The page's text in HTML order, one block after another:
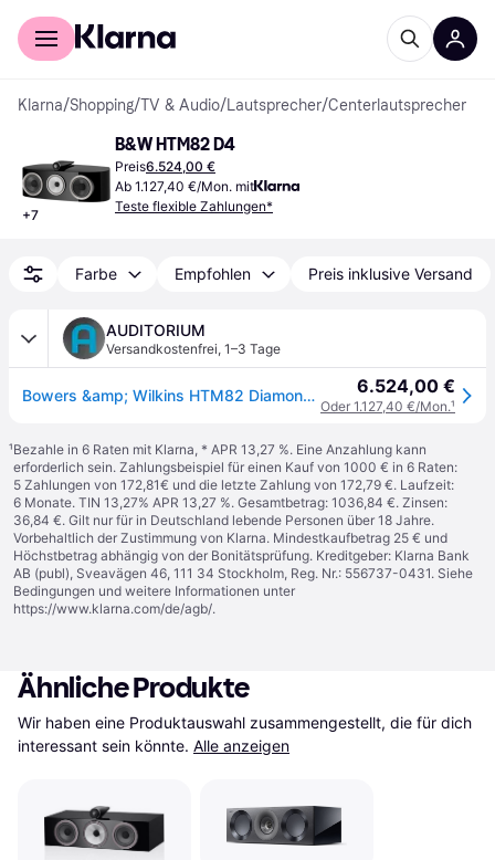
Für Shopper
Klarna/Shopping/TV & Audio/Lautsprecher/Centerlautsprecher
+7
B&W HTM82 D4
Preis6.524,00 €
Ab 1.127,40 €/Mon. mit
Teste flexible Zahlungen*
Farbe Empfohlen Preis inklusive Versand
AUDITORIUM
Versandkostenfrei, 1–3 Tage
Bowers &amp; Wilkins HTM82 Diamond D4 Centerlautsprecher schwarz Hochglanz 6.524,00 €
Oder 1.127,40 €/Mon.¹
¹Bezahle in 6 Raten mit Klarna, * APR 13,27 %. Eine Anzahlung kann
erforderlich sein. Zahlungsbeispiel für einen Kauf von 1000 € in 6 Raten:
5 Zahlungen von 172,81€ und die letzte Zahlung von 172,79 €. Laufzeit:
6 Monate. TIN 13,27% APR 13,27 %. Gesamtbetrag: 1036,84 €. Zinsen:
36,84 €. Gilt nur für in Deutschland lebende Personen über 18 Jahre.
Vorbehaltlich der Zustimmung von Klarna. Mindestkaufbetrag 25 € und
Höchstbetrag abhängig von der Bonitätsprüfung. Kreditgeber: Klarna Bank
AB (publ), Sveavägen 46, 111 34 Stockholm, Reg. Nr.: 556737-0431. Siehe
Bedingungen und weitere Informationen unter
https://www.klarna.com/de/agb/.
Ähnliche Produkte
Wir haben eine Produktauswahl zusammengestellt, die für dich
interessant sein könnte. Alle anzeigen